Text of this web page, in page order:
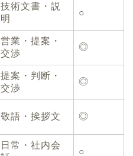
技術文書・説
明
○
営業・提案・
交渉
◎
提案・判断・
交渉
◎
敬語・挨拶文 ◎
日常・社内会
○